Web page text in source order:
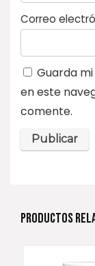
Correo
Guarda
en este
comente.
PRODUCTOS